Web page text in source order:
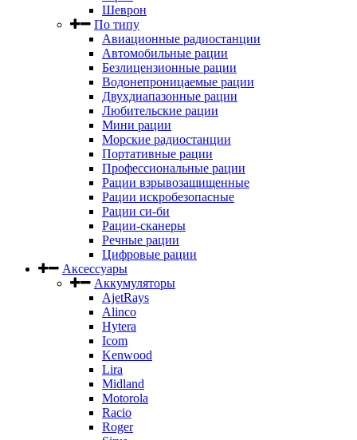
Шеврон
По типу
Авиационные радиостанции
Автомобильные рации
Безлицензионные рации
Водонепроницаемые рации
Двухдиапазонные рации
Любительские рации
Мини рации
Морские радиостанции
Портативные рации
Профессиональные рации
Рации взрывозащищенные
Рации искробезопасные
Рации си-би
Рации-сканеры
Речные рации
Цифровые рации
Аксессуары
Аккумуляторы
AjetRays
Alinco
Hytera
Icom
Kenwood
Lira
Midland
Motorola
Racio
Roger